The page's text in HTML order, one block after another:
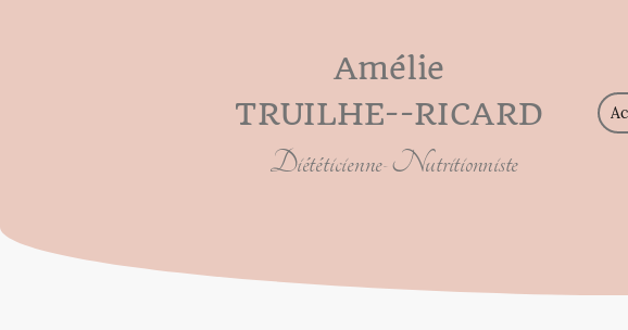
Amélie
TRUILHE--RICARD
Diététicienne-Nutritionniste